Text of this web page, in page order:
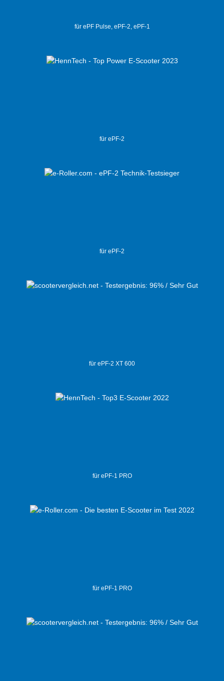
für ePF Pulse, ePF-2, ePF-1
für ePF-2
für ePF-2
für ePF-2 XT 600
für ePF-1 PRO
für ePF-1 PRO